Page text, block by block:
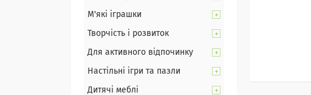
М'які іграшки
Творчість і розвиток
Для активного відпочинку
Настільні ігри та пазли
Дитячі меблі